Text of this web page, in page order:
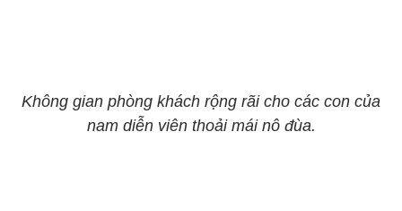
Không gian phòng khách rộng rãi cho các con của
nam diễn viên thoải mái nô đùa.